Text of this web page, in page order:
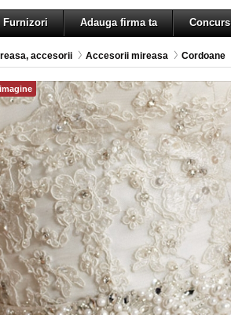
Furnizori Adauga firma ta Concurs
accesorii Accesorii mireasa Cordoane